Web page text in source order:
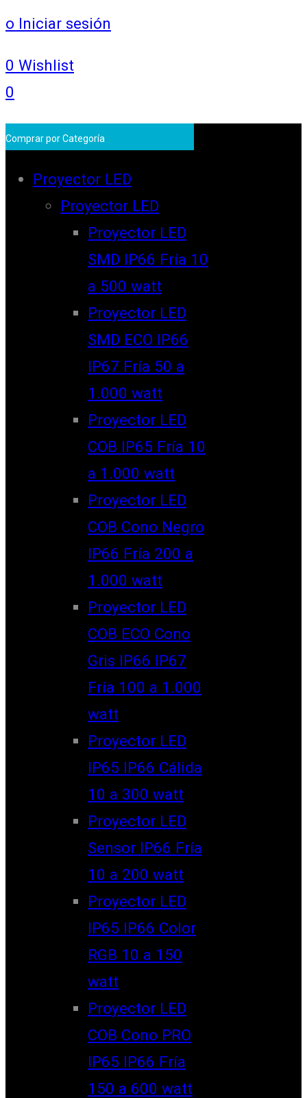
o Iniciar sesión
0 Wishlist
0
Comprar por Categoría
Proyector LED
Proyector LED
Proyector LED
SMD IP66 Fría 10
a 500 watt
Proyector LED
SMD ECO IP66
IP67 Fría 50 a
1.000 watt
Proyector LED
COB IP65 Fría 10
a 1.000 watt
Proyector LED
COB Cono Negro
IP66 Fría 200 a
1.000 watt
Proyector LED
COB ECO Cono
Gris IP66 IP67
Fría 100 a 1.000
watt
Proyector LED
IP65 IP66 Cálida
10 a 300 watt
Proyector LED
Sensor IP66 Fría
10 a 200 watt
Proyector LED
IP65 IP66 Color
RGB 10 a 150
watt
Proyector LED
COB Cono PRO
IP65 IP66 Fría
150 a 600 watt